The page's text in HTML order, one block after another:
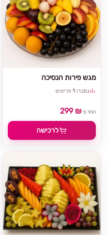
מגש פירות הנסיכה
נמכרו 1 פריטים
החל מ־299 ₪
לרכישה